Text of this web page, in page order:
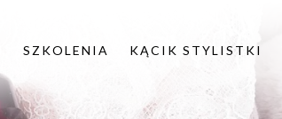
SZKOLENIA KĄCIK STYLISTKI